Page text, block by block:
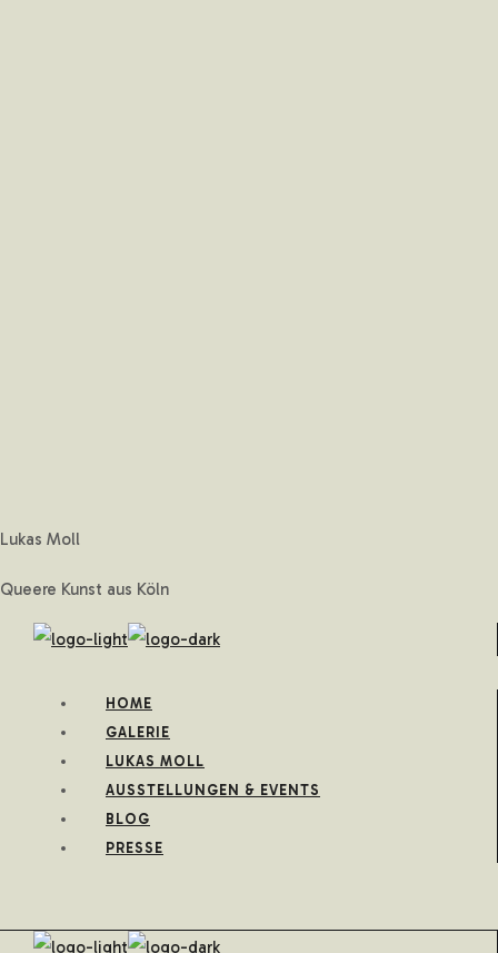
Lukas Moll
Queere Kunst aus Köln
HOME
GALERIE
LUKAS MOLL
AUSSTELLUNGEN & EVENTS
BLOG
PRESSE